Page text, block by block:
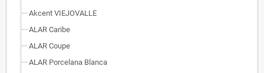
Akcent VIEJOVALLE
ALAR Caribe
ALAR Coupe
ALAR Porcelana Blanca